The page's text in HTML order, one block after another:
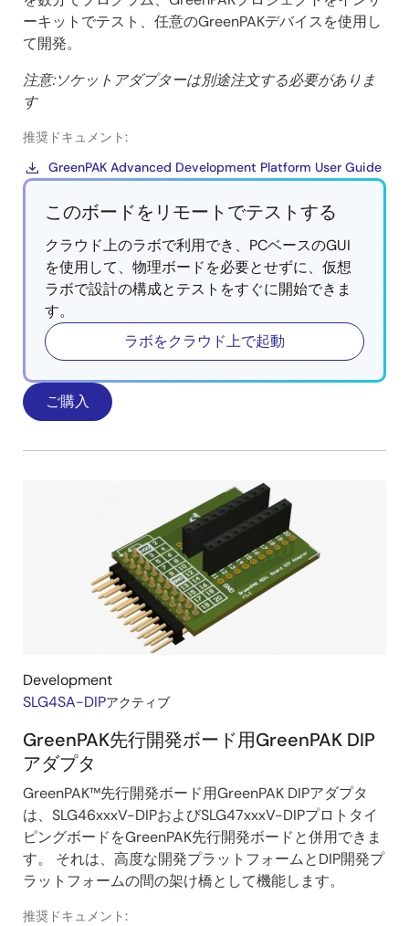
ーキットでテスト、任意のGreenPAKデバイスを使用し
て開発。
注意:ソケットアダプターは別途注文する必要がありま
す
推奨ドキュメント:
GreenPAK Advanced Development Platform User Guide
このボードをリモートでテストする
クラウド上のラボで利用でき、PCベースのGUI
を使用して、物理ボードを必要とせずに、仮想
ラボで設計の構成とテストをすぐに開始できま
す。
ラボをクラウド上で起動
ご購入
Development
SLG4SA-DIPアクティブ
GreenPAK先行開発ボード用GreenPAK DIP
アダプタ
GreenPAK™先行開発ボード用GreenPAK DIPアダプタ
は、SLG46xxxV-DIPおよびSLG47xxxV-DIPプロトタイ
ピングボードをGreenPAK先行開発ボードと併用できま
す。 それは、高度な開発プラットフォームとDIP開発プ
ラットフォームの間の架け橋として機能します。
推奨ドキュメント: